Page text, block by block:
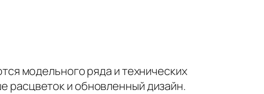
модельного ряда и технических
расцветок и обновленный дизайн.